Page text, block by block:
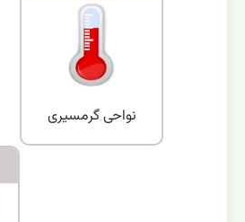
نواحی گرمسیری